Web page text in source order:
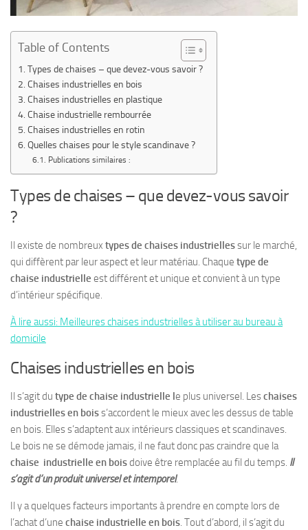
Table of Contents
Types de chaises – que devez-vous savoir ?
Chaises industrielles en bois
Chaises industrielles en plastique
Chaise industrielle rembourrée
Chaises industrielles en rotin
Quelles chaises pour le style scandinave ?
Publications similaires :
Types de chaises – que devez-vous savoir
?
Il existe de nombreux types de chaises industriellessur le marché,
qui diffèrent par leur aspect et leur matériau. Chaque type de
chaise industrielle est différent et unique et convient à un type
d’intérieur spécifique.
À lire aussi: Meilleures chaises industrielles à utiliser au bureau à
domicile
Chaises industrielles en bois
Il s’agit du type de chaise industrielle le plus universel. Leschaises
industrielles en boiss’accordent le mieux avec les dessus de table
en bois. Elles s’adaptent aux intérieurs classiques et scandinaves.
Le bois ne se démode jamais, il ne faut donc pas craindre que la
chaise industrielle en boisdoive être remplacée au fil du temps. Il
s’agit d’un produit universel et intemporel.
Il y a quelques facteurs importants à prendre en compte lors de
l’achat d’une chaise industrielle en bois. Tout d’abord, il s’agit du